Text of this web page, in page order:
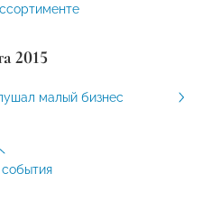
2015
малый бизнес